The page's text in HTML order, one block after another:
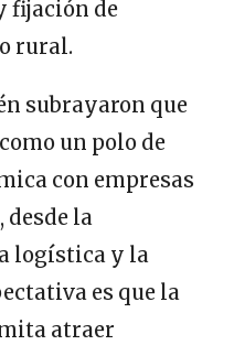
fijación de
rural.
subrayaron que
un polo de
con empresas
desde la
logística y la
es que la
atraer